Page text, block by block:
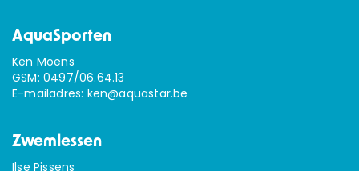
AquaSporten
Ken Moens
GSM: 0497/06.64.13
E-mailadres: ken@aquastar.be
Zwemlessen
Ilse Pissens